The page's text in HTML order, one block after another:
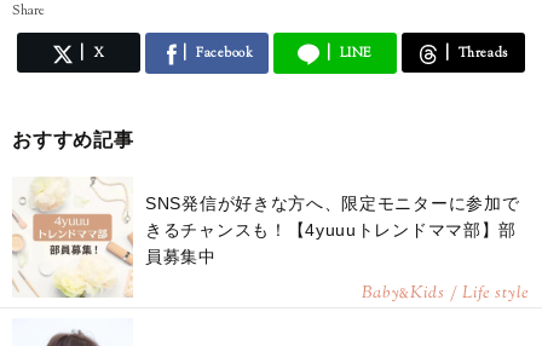
Share
X Facebook LINE Threads
おすすめ記事
SNS発信が好きな方へ、限定モニターに参加で
きるチャンスも！【4yuuuトレンドママ部】部
員募集中
Baby&Kids / Life style